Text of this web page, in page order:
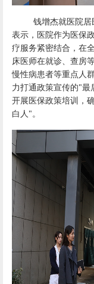
钱增杰就医院居民
表示，医院作为医保
疗服务紧密结合，在
床医师在就诊、查房
慢性病患者等重点人
力打通政策宣传的"
开展医保政策培训，
白人"。